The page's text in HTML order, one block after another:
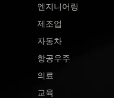
엔지니어링
제조업
자동차
항공우주
의료
교육